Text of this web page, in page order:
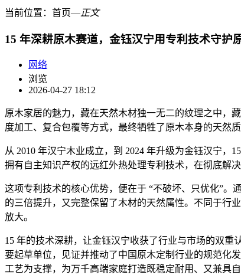
当前位置： 首页―正文
15 年深耕原木赛道，金钰汉宁用专利技术守护
网络
浏览
2026-04-27 18:12
原木家居的魅力，藏在天然木材独一无二的纹理之中，
度加工、复合包覆等方式，最终牺牲了原木本身的天然
从 2010 年汉宁木业成立，到 2024 年升级为金钰汉宁
拥有自主知识产权的远红外热处理专利技术，在彻底解
这项专利技术的核心优势，便在于 “不破坏、只优化”
的三倍提升，又完整保留了木材的天然属性。不同于行
放大。
15 年的技术深耕，让金钰汉宁收获了行业与市场的双
要起草单位，见证并推动了中国原木定制行业的规范化
工艺为支撑，为万千高端家庭打造既稳定耐用、又兼具